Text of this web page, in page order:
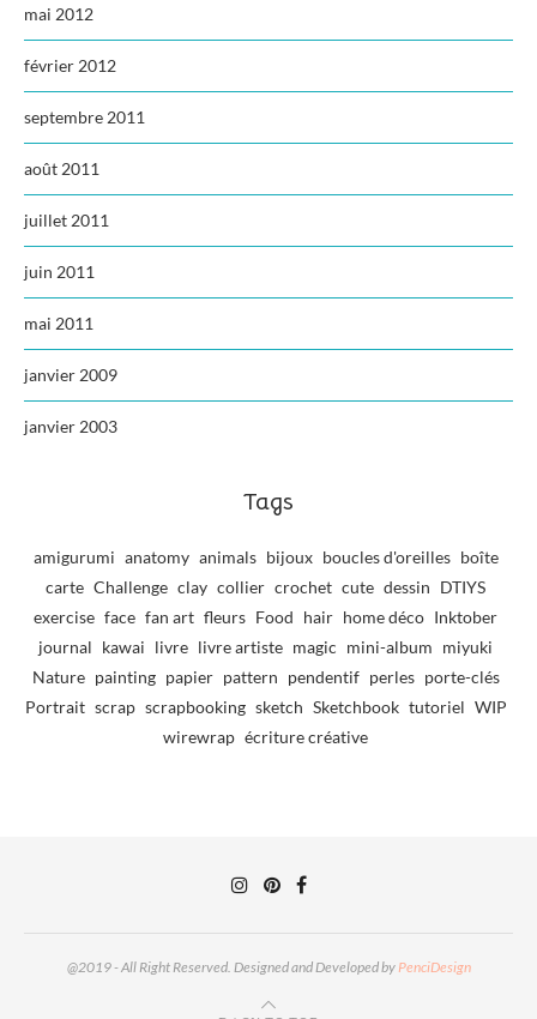
mai 2012
février 2012
septembre 2011
août 2011
juillet 2011
juin 2011
mai 2011
janvier 2009
janvier 2003
Tags
amigurumi anatomy animals bijoux boucles d'oreilles boîte
carte Challenge clay collier crochet cute dessin DTIYS
exercise face fan art fleurs Food hair home déco Inktober
journal kawai livre livre artiste magic mini-album miyuki
Nature painting papier pattern pendentif perles porte-clés
Portrait scrap scrapbooking sketch Sketchbook tutoriel WIP
wirewrap écriture créative
@2019 - All Right Reserved. Designed and Developed byPenciDesign